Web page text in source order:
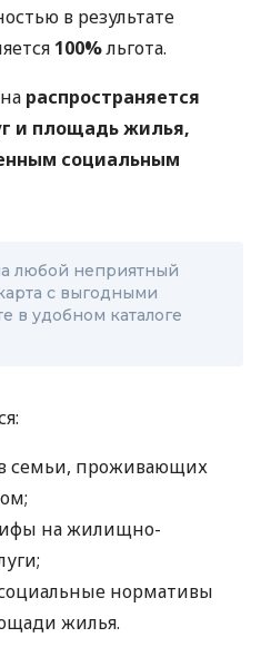
в результате
100%льгота.
распространяется
и площадь жилья,
социальным
любой неприятный
с выгодными
в удобном каталоге
семьи, проживающих
на жилищно-
нормативы
жилья.